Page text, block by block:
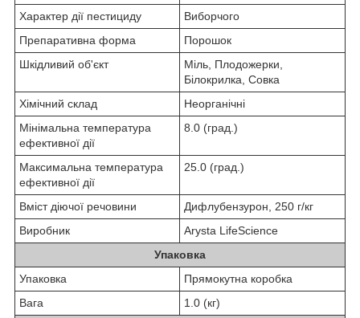
Характер дії пестициду
Виборчого
Препаративна форма
Порошок
Шкідливий об'єкт
Міль, Плодожерки,
Білокрилка, Совка
Хімічний склад
Неорганічні
Мінімальна температура
ефективної дії
8.0 (град.)
Максимальна температура
ефективної дії
25.0 (град.)
Вміст діючої речовини
Дифлубензурон, 250 г/кг
Виробник
Arysta LifeScience
Упаковка
Упаковка
Прямокутна коробка
Вага
1.0 (кг)